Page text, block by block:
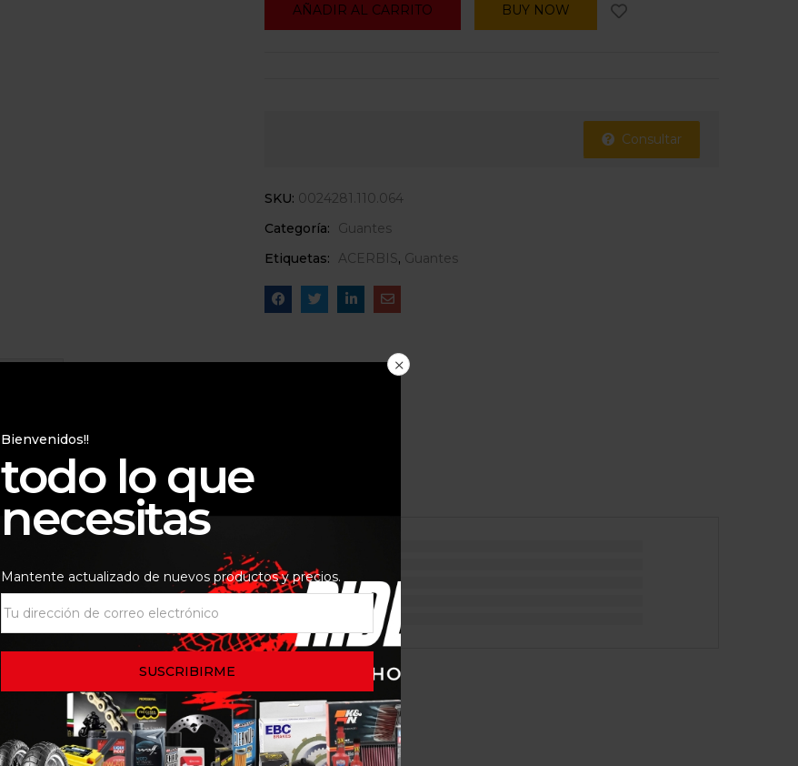
AÑADIR AL CARRITO BUY NOW
Consultar
SKU: 0024281.110.064
Categoría:
Guantes
Etiquetas:
ACERBIS, Guantes
0%
0%
Todas las estrellas(0)
Bienvenidos!!
todo lo que
necesitas
Mantente actualizado de nuevos productos y precios.